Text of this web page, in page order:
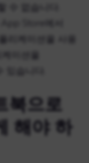
수 없습니다.
리케이션을 사용
이션을
북으로
해야 하